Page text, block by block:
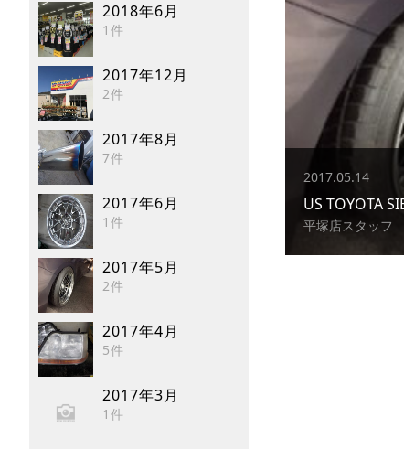
2018年6月
1件
2017年12月
2件
2017年8月
7件
2017年6月
1件
2017年5月
2件
2017年4月
5件
2017年3月
1件
2017.05.14
US TOYOTA
平塚店スタッフ